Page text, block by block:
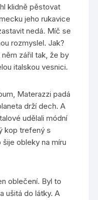
klidně pěstovat
jeho rukavice
nedá. Míč se
rozmyslel. Jak?
zářil tak, že by
italskou vesnici.
Materazzi padá
drží dech. A
udělali módní
kop trefený s
obleky na míru
oblečení. Byl to
ušitá do látky. A